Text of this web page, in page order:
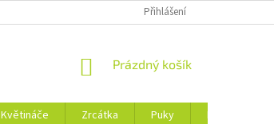
Přihlášení
NÁKUPNÍ
Prázdný košík
Květináče Zrcátka Puky
Dokladovky